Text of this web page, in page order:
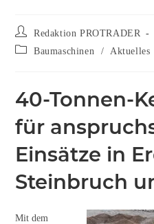
Redaktion PROTRADER
Baumaschinen
/ Aktuelles
40-Tonnen-
für
Einsätze in
Steinbruch
Mit dem